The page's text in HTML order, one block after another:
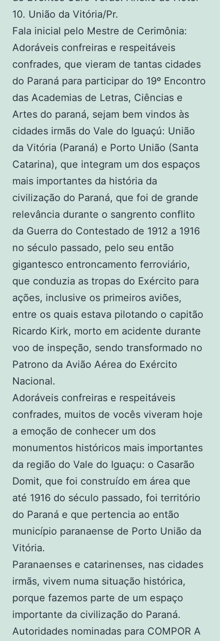
10. União da Vitória/Pr.
Fala inicial pelo Mestre de Cerimônia:
Adoráveis confreiras e respeitáveis
confrades, que vieram de tantas cidades
do Paraná para participar do 19º Encontro
das Academias de Letras, Ciências e
Artes do paraná, sejam bem vindos às
cidades irmãs do Vale do Iguaçú: União
da Vitória (Paraná) e Porto União (Santa
Catarina), que integram um dos espaços
mais importantes da história da
civilização do Paraná, que foi de grande
relevância durante o sangrento conflito
da Guerra do Contestado de 1912 a 1916
no século passado, pelo seu então
gigantesco entroncamento ferroviário,
que conduzia as tropas do Exército para
ações, inclusive os primeiros aviões,
entre os quais estava pilotando o capitão
Ricardo Kirk, morto em acidente durante
voo de inspeção, sendo transformado no
Patrono da Avião Aérea do Exército
Nacional.
Adoráveis confreiras e respeitáveis
confrades, muitos de vocês viveram hoje
a emoção de conhecer um dos
monumentos históricos mais importantes
da região do Vale do Iguaçu: o Casarão
Domit, que foi construído em área que
até 1916 do século passado, foi território
do Paraná e que pertencia ao então
município paranaense de Porto União da
Vitória.
Paranaenses e catarinenses, nas cidades
irmãs, vivem numa situação histórica,
porque fazemos parte de um espaço
importante da civilização do Paraná.
Autoridades nominadas para COMPOR A